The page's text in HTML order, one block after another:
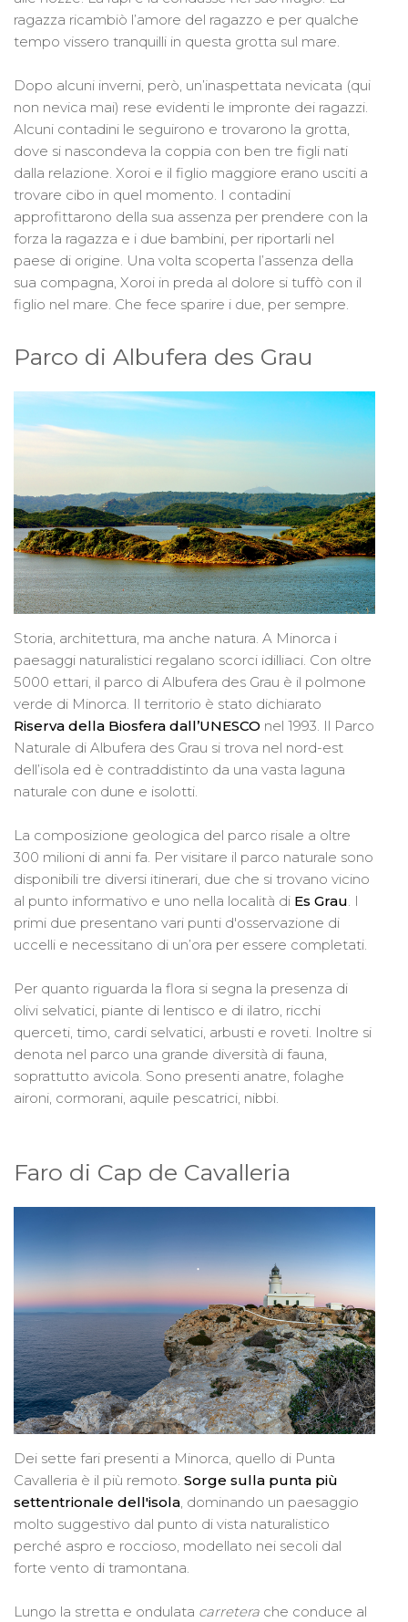
ragazza ricambiò l’amore del ragazzo e per qualche
tempo vissero tranquilli in questa grotta sul mare.
Dopo alcuni inverni, però, un’inaspettata nevicata (qui
non nevica mai) rese evidenti le impronte dei ragazzi.
Alcuni contadini le seguirono e trovarono la grotta,
dove si nascondeva la coppia con ben tre figli nati
dalla relazione. Xoroi e il figlio maggiore erano usciti a
trovare cibo in quel momento. I contadini
approfittarono della sua assenza per prendere con la
forza la ragazza e i due bambini, per riportarli nel
paese di origine. Una volta scoperta l’assenza della
sua compagna, Xoroi in preda al dolore si tuffò con il
figlio nel mare. Che fece sparire i due, per sempre.
Parco di Albufera des Grau
Storia, architettura, ma anche natura. A Minorca i
paesaggi naturalistici regalano scorci idilliaci. Con oltre
5000 ettari, il parco di Albufera des Grau è il polmone
verde di Minorca. Il territorio è stato dichiarato
Riserva della Biosfera dall’UNESCO nel 1993. Il Parco
Naturale di Albufera des Grau si trova nel nord-est
dell’isola ed è contraddistinto da una vasta laguna
naturale con dune e isolotti.
La composizione geologica del parco risale a oltre
300 milioni di anni fa. Per visitare il parco naturale sono
disponibili tre diversi itinerari, due che si trovano vicino
al punto informativo e uno nella località di Es Grau. I
primi due presentano vari punti d'osservazione di
uccelli e necessitano di un’ora per essere completati.
Per quanto riguarda la flora si segna la presenza di
olivi selvatici, piante di lentisco e di ilatro, ricchi
querceti, timo, cardi selvatici, arbusti e roveti. Inoltre si
denota nel parco una grande diversità di fauna,
soprattutto avicola. Sono presenti anatre, folaghe
aironi, cormorani, aquile pescatrici, nibbi.
Faro di Cap de Cavalleria
Dei sette fari presenti a Minorca, quello di Punta
Cavalleria è il più remoto. Sorge sulla punta più
settentrionale dell'isola, dominando un paesaggio
molto suggestivo dal punto di vista naturalistico
perché aspro e roccioso, modellato nei secoli dal
forte vento di tramontana.
Lungo la stretta e ondulata carretera che conduce al